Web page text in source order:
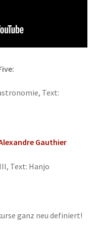
Text:
Gauthier
Text: Hanjo
ganz neu definiert!